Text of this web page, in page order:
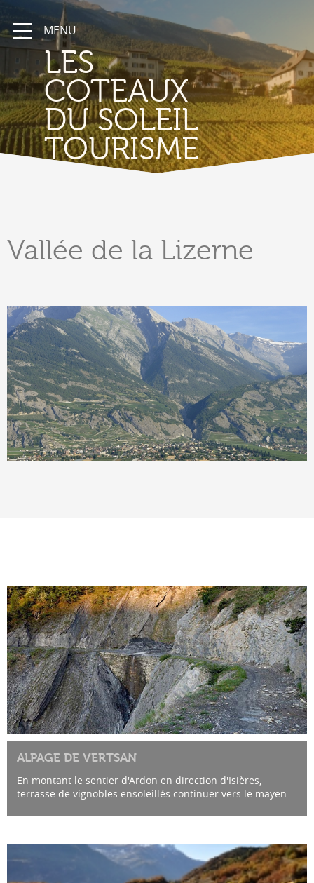
MENU
LES
COTEAUX
DU SOLEIL
TOURISME
Vallée de la Lizerne
ALPAGE DE VERTSAN
En montant le sentier d'Ardon en direction d'Isières,
terrasse de vignobles ensoleillés continuer vers le mayen